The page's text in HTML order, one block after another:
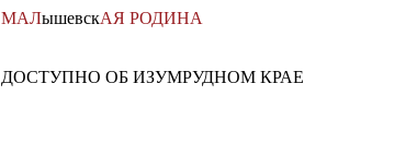
МАЛышевскАЯ РОДИНА
ДОСТУПНО ОБ ИЗУМРУДНОМ КРАЕ